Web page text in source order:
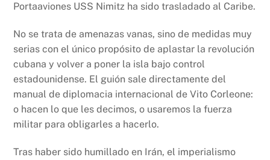
Portaaviones USS Nimitz ha sido trasladado al Caribe.
No se trata de amenazas vanas, sino de medidas muy
serias con el único propósito de aplastar la revolución
cubana y volver a poner la isla bajo control
estadounidense. El guión sale directamente del
manual de diplomacia internacional de Vito Corleone:
o hacen lo que les decimos, o usaremos la fuerza
militar para obligarles a hacerlo.
Tras haber sido humillado en Irán, el imperialismo